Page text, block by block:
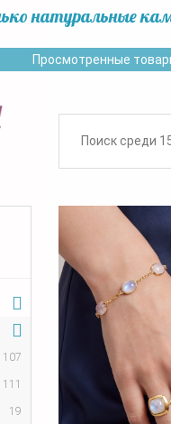
натуральные
Просмотренные
107
111
19